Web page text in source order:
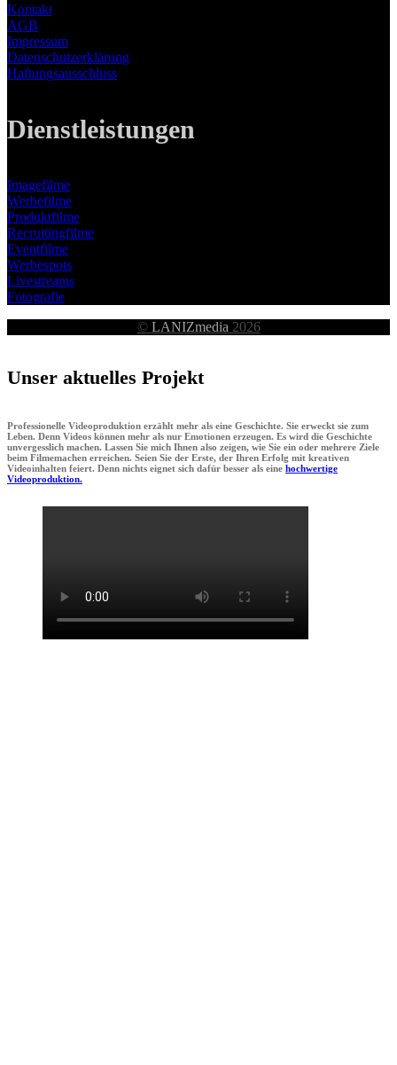
Kontakt
AGB
Impressum
Datenschutzerklärung
Haftungsausschluss
Dienstleistungen
Imagefilme
Werbefilme
Produktfilme
Recruitingfilme
Eventfilme
Werbespots
Livestreams
Fotografie
© LANIZmedia 2026
Unser aktuelles Projekt
Professionelle Videoproduktion erzählt mehr als eine Geschichte. Sie erweckt sie zum
Leben. Denn Videos können mehr als nur Emotionen erzeugen. Es wird die Geschichte
unvergesslich machen. Lassen Sie mich Ihnen also zeigen, wie Sie ein oder mehrere Ziele
beim Filmemachen erreichen. Seien Sie der Erste, der Ihren Erfolg mit kreativen
Videoinhalten feiert. Denn nichts eignet sich dafür besser als eine hochwertige
Videoproduktion.